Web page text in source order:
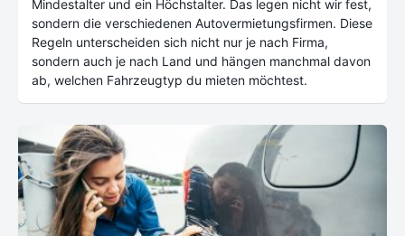
Mindestalter und ein Höchstalter. Das legen nicht wir fest,
sondern die verschiedenen Autovermietungsfirmen. Diese
Regeln unterscheiden sich nicht nur je nach Firma,
sondern auch je nach Land und hängen manchmal davon
ab, welchen Fahrzeugtyp du mieten möchtest.